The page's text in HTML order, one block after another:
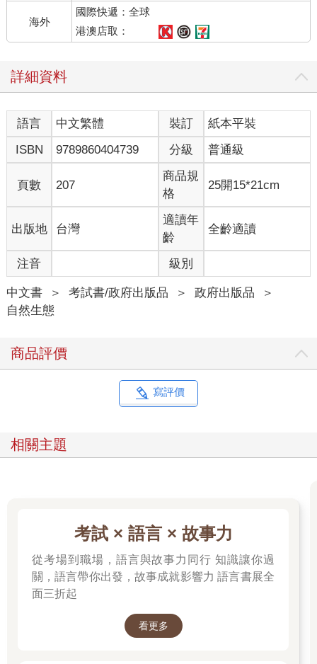
海外
國際快遞：全球
港澳店取：
詳細資料
語言 中文繁體 裝訂
紙本平裝
ISBN
9789860404739 分級 普通級
頁數 207
商品規
格
25開15*21cm
出版地 台灣
適讀年
齡
全齡適讀
注音 級別
中文書 ＞ 考試書/政府出版品 ＞ 政府出版品
＞
自然生態
商品評價
寫評價
相關主題
考試 × 語言 × 故事力
從考場到職場，語言與故事力同行 知識讓你過
關，語言帶你出發，故事成就影響力 語言書展全
面三折起
看更多